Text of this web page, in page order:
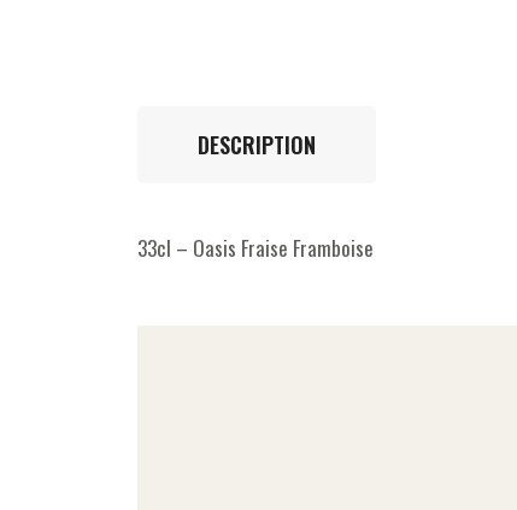
DESCRIPTION
33cl – Oasis Fraise Framboise